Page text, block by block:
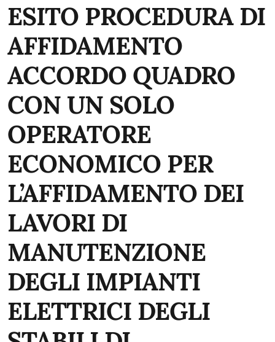
ESITO PROCEDURA DI
AFFIDAMENTO
ACCORDO QUADRO
CON UN SOLO
OPERATORE
ECONOMICO PER
L’AFFIDAMENTO DEI
LAVORI DI
MANUTENZIONE
DEGLI IMPIANTI
ELETTRICI DEGLI